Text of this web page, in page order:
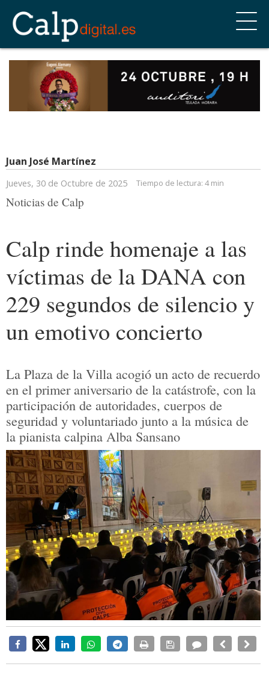
Juan José Martínez
Jueves, 30 de Octubre de 2025 Tiempo de lectura: 4 min
Noticias de Calp
Calp rinde homenaje a las
víctimas de la DANA con
229 segundos de silencio y
un emotivo concierto
La Plaza de la Villa acogió un acto de recuerdo
en el primer aniversario de la catástrofe, con la
participación de autoridades, cuerpos de
seguridad y voluntariado junto a la música de
la pianista calpina Alba Sansano